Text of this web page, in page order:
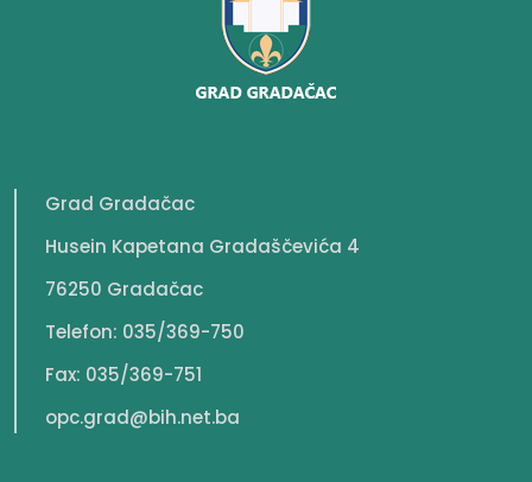
Grad Gradačac
Husein Kapetana Gradaščevića 4
76250 Gradačac
Telefon: 035/369-750
Fax: 035/369-751
opc.grad@bih.net.ba